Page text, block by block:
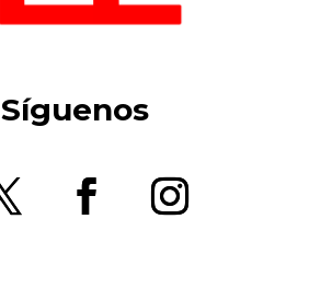
Síguenos